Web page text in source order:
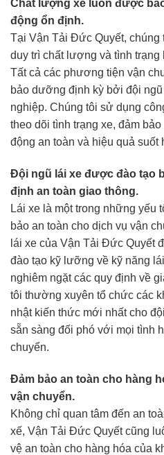
Chất lượng xe luôn được
động ổn định.
Tại Vận Tải Đức Quyết, chúng
duy trì chất lượng và tình trạng
Tất cả các phương tiện vận
bảo dưỡng định kỳ bởi đội
nghiệp. Chúng tôi sử dụng
theo dõi tình trạng xe, đảm
động an toàn và hiệu quả suốt
Đội ngũ lái xe được đào tạo
định an toàn giao thông.
Lái xe là một trong những yếu
bảo an toàn cho dịch vụ vận
lái xe của Vận Tải Đức Quyết
đào tạo kỹ lưỡng về kỹ năng
nghiêm ngặt các quy định về
tôi thường xuyên tổ chức các
nhật kiến thức mới nhất cho
sẵn sàng đối phó với mọi tình
chuyển.
Đảm bảo an toàn cho hàng
vận chuyển.
Không chỉ quan tâm đến an
xế, Vận Tải Đức Quyết cũng
vệ an toàn cho hàng hóa của